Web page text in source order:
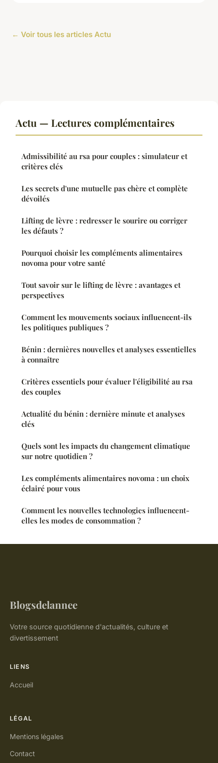
← Voir tous les articles Actu
Actu — Lectures complémentaires
Admissibilité au rsa pour couples : simulateur et
critères clés
Les secrets d'une mutuelle pas chère et complète
dévoilés
Lifting de lèvre : redresser le sourire ou corriger
les défauts ?
Pourquoi choisir les compléments alimentaires
novoma pour votre santé
Tout savoir sur le lifting de lèvre : avantages et
perspectives
Comment les mouvements sociaux influencent-ils
les politiques publiques ?
Bénin : dernières nouvelles et analyses essentielles
à connaître
Critères essentiels pour évaluer l'éligibilité au rsa
des couples
Actualité du bénin : dernière minute et analyses
clés
Quels sont les impacts du changement climatique
sur notre quotidien ?
Les compléments alimentaires novoma : un choix
éclairé pour vous
Comment les nouvelles technologies influencent-
elles les modes de consommation ?
Blogsdelannee
Votre source quotidienne d'actualités, culture et
divertissement
LIENS
Accueil
LÉGAL
Mentions légales
Contact